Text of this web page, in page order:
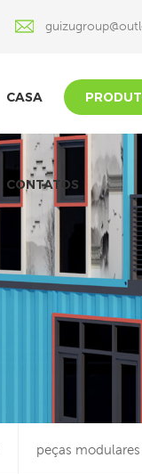
CASA
CONTATOS
peças modulares